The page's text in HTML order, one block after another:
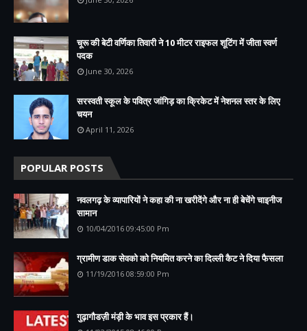
चूरू की बेटी वर्णिका तिवारी ने 10 मीटर राइफल शूटिंग में जीता स्वर्ण
पदक
June 30, 2026
सरस्वती स्कूल के पवित्र जांगिड़ का क्रिकेट में नेशनल स्तर के लिए
चयन
April 11, 2026
POPULAR POSTS
नवलगढ़ के व्यापारियों ने कहा की ना खरीदेंगे और ना ही बेचेंगे चाइनीज
सामान
10/04/2016 09:45:00 Pm
ग्रामीण डाक सेवको को नियमित करने का दिल्ली कैट ने दिया फैसला
11/19/2016 08:59:00 Pm
गुढ़ागौडज़ी मंड़ी के भाव इस प्रकार हैं।